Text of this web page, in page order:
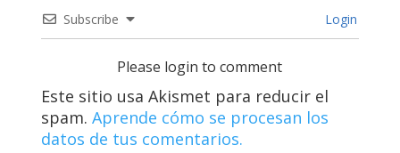
Subscribe Login
Please login to comment
Este sitio usa Akismet para reducir el
spam. Aprende cómo se procesan los
datos de tus comentarios.